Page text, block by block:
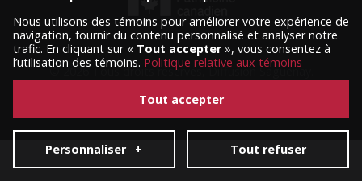
© 2026 Tous droits réservés, Diffusion Saguenay.
Conception et réalisation :Nubee|Mes préférences cookies
Nous utilisons des témoins pour améliorer votre expérience de
navigation, fournir du contenu personnalisé et analyser notre
trafic. En cliquant sur « Tout accepter», vous consentez à
l’utilisation des témoins. Politique relative aux témoins
Personnaliser + Tout refuser
Tout accepter